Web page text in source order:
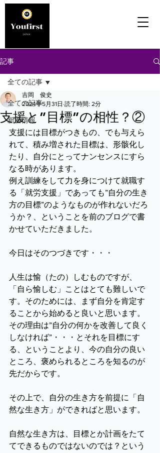
記事
全ての記事
新着情報
全ての記事
支援と”目標”の相性？②
吉岡 俊史
2024年5月31日 読了時間: 2分
支援には目標がつきもの、でも与えら
れて、積み増された目標は、形骸化し
たり、自分にとってナンセンスにすら
なる時があります。
例え訓練をして力を身につけて就職す
る「就労支援」であっても”自分の生き
方の目標”のようなものが作れないだろ
うか？、ということを前のブログで書
かせていただきました。
今日はそのつづきです・・・
人生は愉（たの）しむものですが、
「自ら愉しむ」ことはとても難しいで
す。そのためには、まず自分を肯定す
ることから始めると良いと思います。
その理由は”自分の何かを改善して良く
しなければ”・・・とそれを目標にす
る、ということより、今の自分の良い
ところ、褒められるところを知るのが
先だからです。
その上で、自分の生き方を前提に「自
然な生き方」ができればと思います。
自然な生き方は、目標とか計画をたて
てできるものではないのでは？という